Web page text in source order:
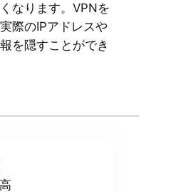
なります。VPNを
際のIPアドレスや
を隠すことができ